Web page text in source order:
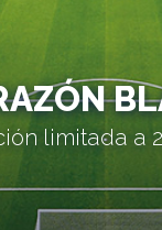
limitada a